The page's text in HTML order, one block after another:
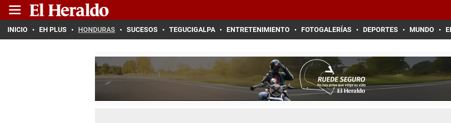
INICIO EH PLUS HONDURAS SUCESOS TEGUCIGALPA ENTRETENIMIENTO FOTOGALERÍAS DEPORTES MUNDO